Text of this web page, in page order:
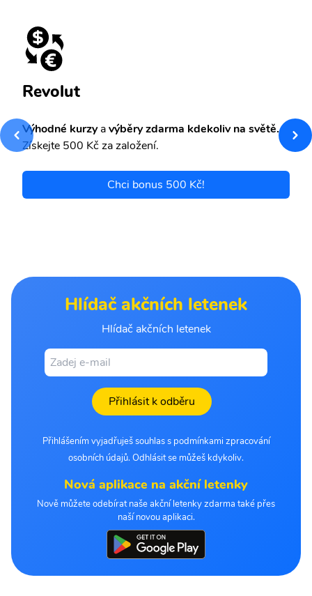
Revolut
Výhodné kurzyavýběry zdarma kdekoliv na světě.
Získejte 500 Kč za založení.
Chci bonus 500 Kč!
Hlídač akčních letenek
Hlídač akčních letenek
Přihlásit k odběru
Přihlášením vyjadřuješ souhlas s podmínkami zpracování
osobních údajů. Odhlásit se můžeš kdykoliv.
Nová aplikace na akční letenky
Nově můžete odebírat naše akční letenky zdarma také přes
naší novou aplikaci.